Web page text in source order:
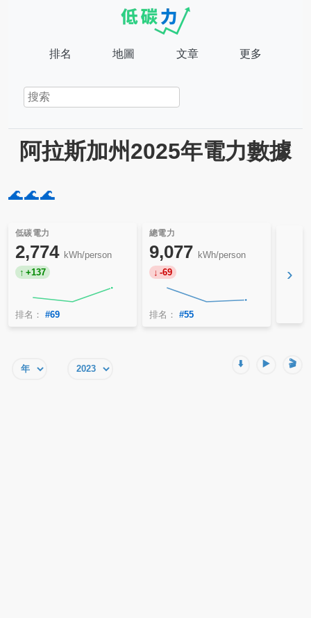
排名 地圖 文章 更多
阿拉斯加州2025年電力數據
🌊🌊🌊
低碳電力
2,774 kWh/person
+137
排名： #69
總電力
9,077 kWh/person
-69
排名： #55
›
⬇️ ▶️ 🎬